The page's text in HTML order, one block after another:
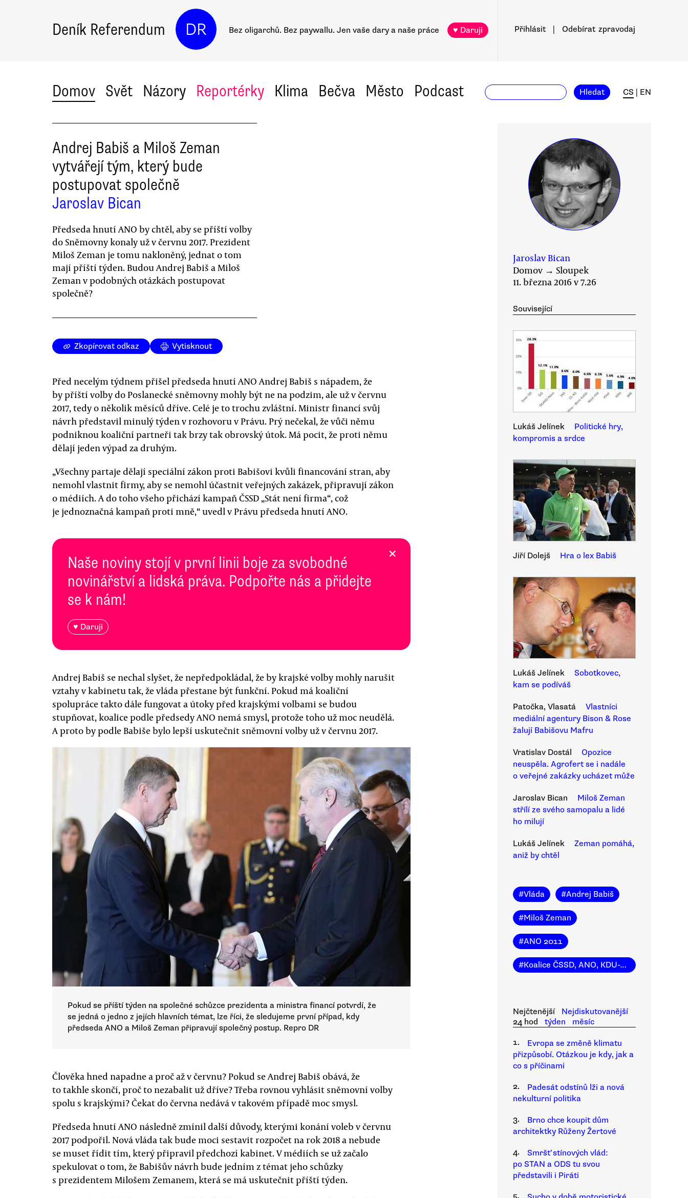
Deník Referendum DR Bez oligarchů. Bez paywallu. Jen vaše dary a naše práce ♥ Daruji Přihlásit Odebírat zpravodaj
Domov Svět Názory Reportérky Klima Bečva Město Podcast Hledat CS EN
Andrej Babiš a Miloš Zeman
vytvářejí tým, který bude
postupovat společně
Jaroslav Bican
Předseda hnutí ANO by chtěl, aby se příští volby
do Sněmovny konaly už v červnu 2017. Prezident
Miloš Zeman je tomu nakloněný, jednat o tom
mají příští týden. Budou Andrej Babiš a Miloš
Zeman v podobných otázkách postupovat
společně?
Zkopírovat odkaz Vytisknout
Před necelým týdnem přišel předseda hnutí ANO Andrej Babiš s nápadem, že
by příští volby do Poslanecké sněmovny mohly být ne na podzim, ale už v červnu
2017, tedy o několik měsíců dříve. Celé je to trochu zvláštní. Ministr financí svůj
návrh představil minulý týden v rozhovoru v Právu. Prý nečekal, že vůči němu
podniknou koaliční partneři tak brzy tak obrovský útok. Má pocit, že proti němu
dělají jeden výpad za druhým.
„Všechny partaje dělají speciální zákon proti Babišovi kvůli financování stran, aby
nemohl vlastnit firmy, aby se nemohl účastnit veřejných zakázek, připravují zákon
o médiích. A do toho všeho přichází kampaň ČSSD „Stát není firma“, což
je jednoznačná kampaň proti mně,“ uvedl v Právu předseda hnutí ANO.
Naše noviny stojí v první linii boje za svobodné
novinářství a lidská práva. Podpořte nás a přidejte
se k nám!
♥ Daruji
×
Andrej Babiš se nechal slyšet, že nepředpokládal, že by krajské volby mohly narušit
vztahy v kabinetu tak, že vláda přestane být funkční. Pokud má koaliční
spolupráce takto dále fungovat a útoky před krajskými volbami se budou
stupňovat, koalice podle předsedy ANO nemá smysl, protože toho už moc neudělá.
A proto by podle Babiše bylo lepší uskutečnit sněmovní volby už v červnu 2017.
Pokud se příští týden na společné schůzce prezidenta a ministra financí potvrdí, že
se jedná o jedno z jejích hlavních témat, lze říci, že sledujeme první případ, kdy
předseda ANO a Miloš Zeman připravují společný postup. Repro DR
Člověka hned napadne a proč až v červnu? Pokud se Andrej Babiš obává, že
to takhle skončí, proč to nezabalit už dříve? Třeba rovnou vyhlásit sněmovní volby
spolu s krajskými? Čekat do června nedává v takovém případě moc smysl.
Předseda hnutí ANO následně zmínil další důvody, kterými konání voleb v červnu
2017 podpořil. Nová vláda tak bude moci sestavit rozpočet na rok 2018 a nebude
se muset řídit tím, který připravil předchozí kabinet. V médiích se už začalo
spekulovat o tom, že Babišův návrh bude jedním z témat jeho schůzky
s prezidentem Milošem Zemanem, která se má uskutečnit příští týden.
Jaroslav Bican
Domov → Sloupek
11. března 2016 v 7.26
Související
Lukáš Jelínek
Politické hry,
kompromis a srdce
Jiří Dolejš Hra o lex Babiš
Lukáš Jelínek
Sobotkovec,
kam se podíváš
Patočka, Vlasatá
Vlastníci
mediální agentury Bison & Rose
žalují Babišovu Mafru
Vratislav Dostál
Opozice
neuspěla. Agrofert se i nadále
o veřejné zakázky ucházet může
Jaroslav Bican
Miloš Zeman
střílí ze svého samopalu a lidé
ho milují
Lukáš Jelínek
Zeman pomáhá,
aniž by chtěl
#Vláda #Andrej Babiš
#Miloš Zeman
#ANO 2011
#Koalice ČSSD, ANO, KDU-ČSL
Nejčtenější
Nejdiskutovanější
24 hod
týden
měsíc
1.
Evropa se změně klimatu
přizpůsobí. Otázkou je kdy, jak a
co s příčinami
2.
Padesát odstínů lži a nová
nekulturní politika
3.
Brno chce koupit dům
architektky Růženy Žertové
4.
Smršť stínových vlád:
po STAN a ODS tu svou
představili i Piráti
5.